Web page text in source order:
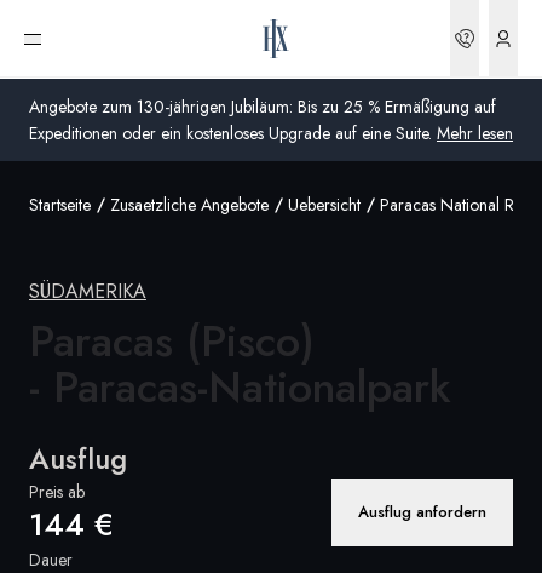
Angebote zum 130-jährigen Jubiläum: Bis zu 25 % Ermäßigung auf
Expeditionen oder ein kostenloses Upgrade auf eine Suite. Mehr lesen
Menü öffnen
Deutschland
Vereinigtes Königreich (England, Schottland, Wales
und Nordirland)
USA
Deutschland
Schweiz
Global
Startseite Zusaetzliche Angebote Uebersicht Paracas National
SÜDAMERIKA
Paracas (Pisco)
- Paracas-Nationalpark
Ausflug
Preis ab
144 € Ausflug anfordern
Dauer